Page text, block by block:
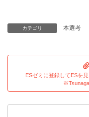
カテゴリ 本選考
ESゼミに登録してESを